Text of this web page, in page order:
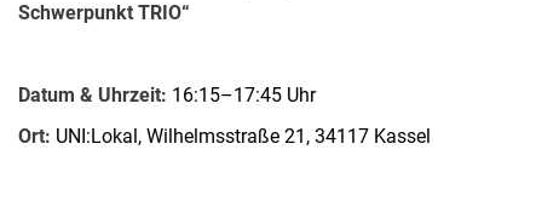
Schwerpunkt TRIO“
Datum & Uhrzeit: 16:15–17:45 Uhr
Ort: UNI:Lokal, Wilhelmsstraße 21, 34117 Kassel